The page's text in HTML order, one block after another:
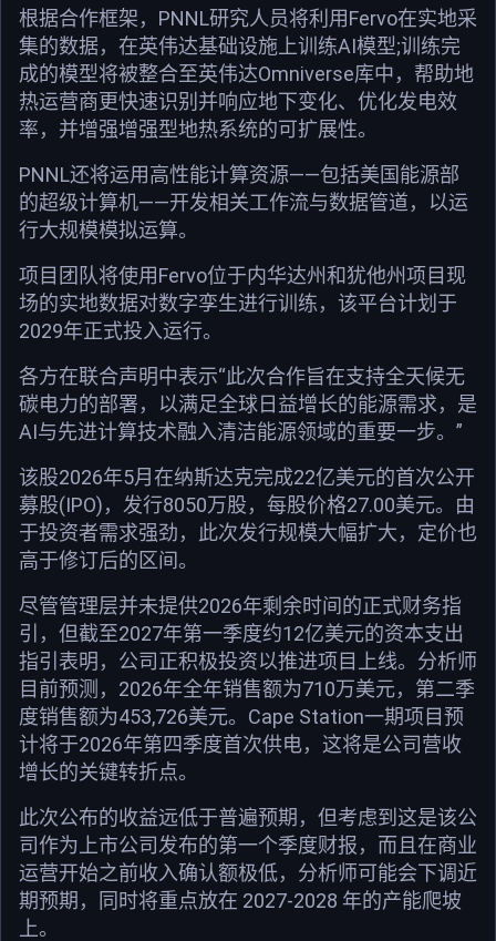
根据合作框架，PNNL研究人员将利用Fervo在实地采
集的数据，在英伟达基础设施上训练AI模型;训练完
成的模型将被整合至英伟达Omniverse库中，帮助地
热运营商更快速识别并响应地下变化、优化发电效
率，并增强增强型地热系统的可扩展性。
PNNL还将运用高性能计算资源——包括美国能源部
的超级计算机——开发相关工作流与数据管道，以运
行大规模模拟运算。
项目团队将使用Fervo位于内华达州和犹他州项目现
场的实地数据对数字孪生进行训练，该平台计划于
2029年正式投入运行。
各方在联合声明中表示“此次合作旨在支持全天候无
碳电力的部署，以满足全球日益增长的能源需求，是
AI与先进计算技术融入清洁能源领域的重要一步。”
该股2026年5月在纳斯达克完成22亿美元的首次公开
募股(IPO)，发行8050万股，每股价格27.00美元。由
于投资者需求强劲，此次发行规模大幅扩大，定价也
高于修订后的区间。
尽管管理层并未提供2026年剩余时间的正式财务指
引，但截至2027年第一季度约12亿美元的资本支出
指引表明，公司正积极投资以推进项目上线。分析师
目前预测，2026年全年销售额为710万美元，第二季
度销售额为453,726美元。Cape Station一期项目预
计将于2026年第四季度首次供电，这将是公司营收
增长的关键转折点。
此次公布的收益远低于普遍预期，但考虑到这是该公
司作为上市公司发布的第一个季度财报，而且在商业
运营开始之前收入确认额极低，分析师可能会下调近
期预期，同时将重点放在 2027-2028 年的产能爬坡
上。